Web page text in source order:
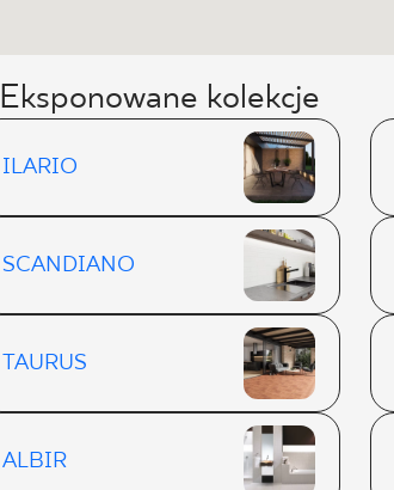
Eksponowane kolekcje
ILARIO
SCANDIANO
TAURUS
ALBIR